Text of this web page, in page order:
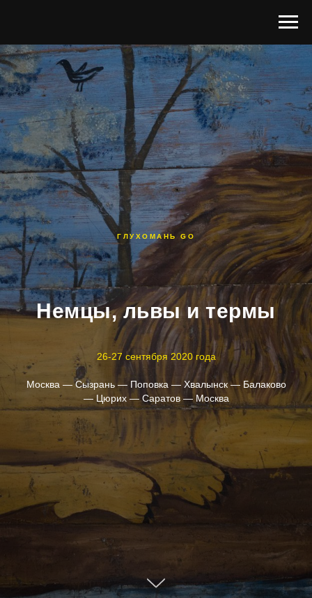
ГЛУХОМАНЬ GO
Немцы, львы и термы
26-27 сентября 2020 года
Москва — Сызрань — Поповка — Хвалынск — Балаково
— Цюрих — Саратов — Москва